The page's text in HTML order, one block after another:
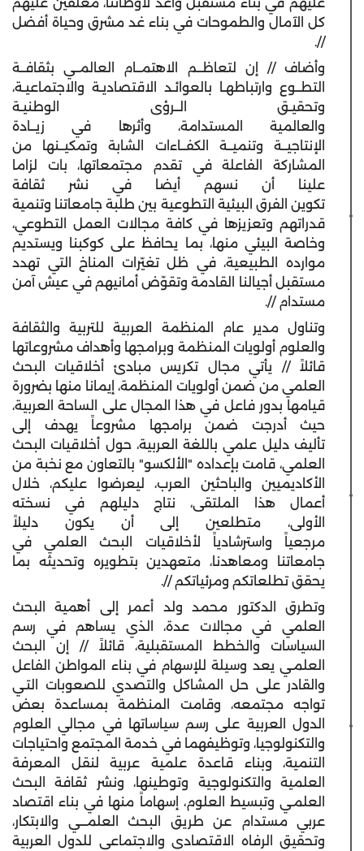
كل الآمال والطموحات في بناء غد مشرق وحياة أفضل
//.
وأضاف // إن لتعاظــم الاهتمــام العالمــي بثقافــة
التطــوع وارتباطهـا بالعوائـد الاقتصاديـة والاجتماعيـة،
وتحقيـق الــرؤى الوطنيـة
والعالمية المستدامة، وأثرها في زيــادة
الإنتاجيــة وتنميــة الكفــاءات الشابة وتمكيــنها من
المشاركة الفاعلة في تقدم مجتمعاتها، بات لزاما
علينا أن نسهم أيضا في نشر ثقافة
تكوين الفرق البيئية التطوعية بين طلبة جامعاتنا وتنمية
قدراتهم وتعزيزها في كافة مجالات العمل التطوعي،
وخاصة البيئي منها، بما يحافظ على كوكبنا ويستديم
موارده الطبيعية، في ظل تغيّرات المناخ التي تهدد
مستقبل أجيالنا القادمة وتقوّض أمانيهم في عيش آمن
مستدام //.
وتناول مدير عام المنظمة العربية للتربية والثقافة
والعلوم أولويات المنظمة وبرامجها وأهداف مشروعاتها
قائلاً // يأتي مجال تكريس مبادئ أخلاقيات البحث
العلمي من ضمن أولويات المنظمة، إيمانا منها بضرورة
قيامها بدور فاعل في هذا المجال على الساحة العربية،
حيث أدرجت ضمن برامجها مشروعاً يهدف إلى
تأليف دليل علمي باللغة العربية، حول أخلاقيات البحث
العلمي، قامت بإعداده "الألكسو" بالتعاون مع نخبة من
الأكاديميين والباحثين العرب، ليعرضوا عليكم، خلال
أعمال هذا الملتقى، نتاج دليلهم في نسخته
الأولى، متطلعين إلى أن يكون دليلاً
مرجعياً واسترشادياً لأخلاقيات البحث العلمي في
جامعاتنا ومعاهدنا، متعهدين بتطويره وتحديثه بما
يحقق تطلعاتكم ومرئياتكم //.
وتطرق الدكتور محمد ولد أعمر إلى أهمية البحث
العلمي في مجالات عدة، الذي يساهم في رسم
السياسات والخطط المستقبلية، قائلاً // إن البحث
العلمـي يعد وسيلة للإسهام في بناء المواطن الفاعل
والقادر على حل المشاكل والتصدي للصعوبات التـي
تواجه مجتمعه، وقامت المنظمة بمساعدة بعض
الدول العربية على رسم سياساتها في مجالي العلوم
والتكنولوجيا، وتوظيفهما في خدمة المجتمع واحتياجات
التنمية، وبناء قاعدة علمية عربية لنقل المعرفة
العلمية والتكنولوجية وتوطينها، ونشر ثقافة البحث
العلمـي وتبسيط العلوم، إسهاماً منها في بناء اقتصاد
عربي مستدام عن طريق البحث العلمـــي والابتكار،
وتحقيق الرفاه الاقتصادي والاجتماعي للدول العربية